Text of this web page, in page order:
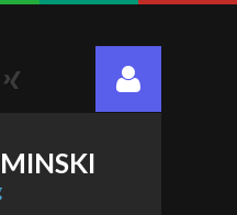
Skype